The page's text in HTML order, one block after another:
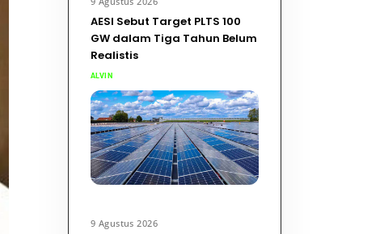
AESI Sebut Target PLTS 100
GW dalam Tiga Tahun Belum
Realistis
ALVIN
9 Agustus 2026